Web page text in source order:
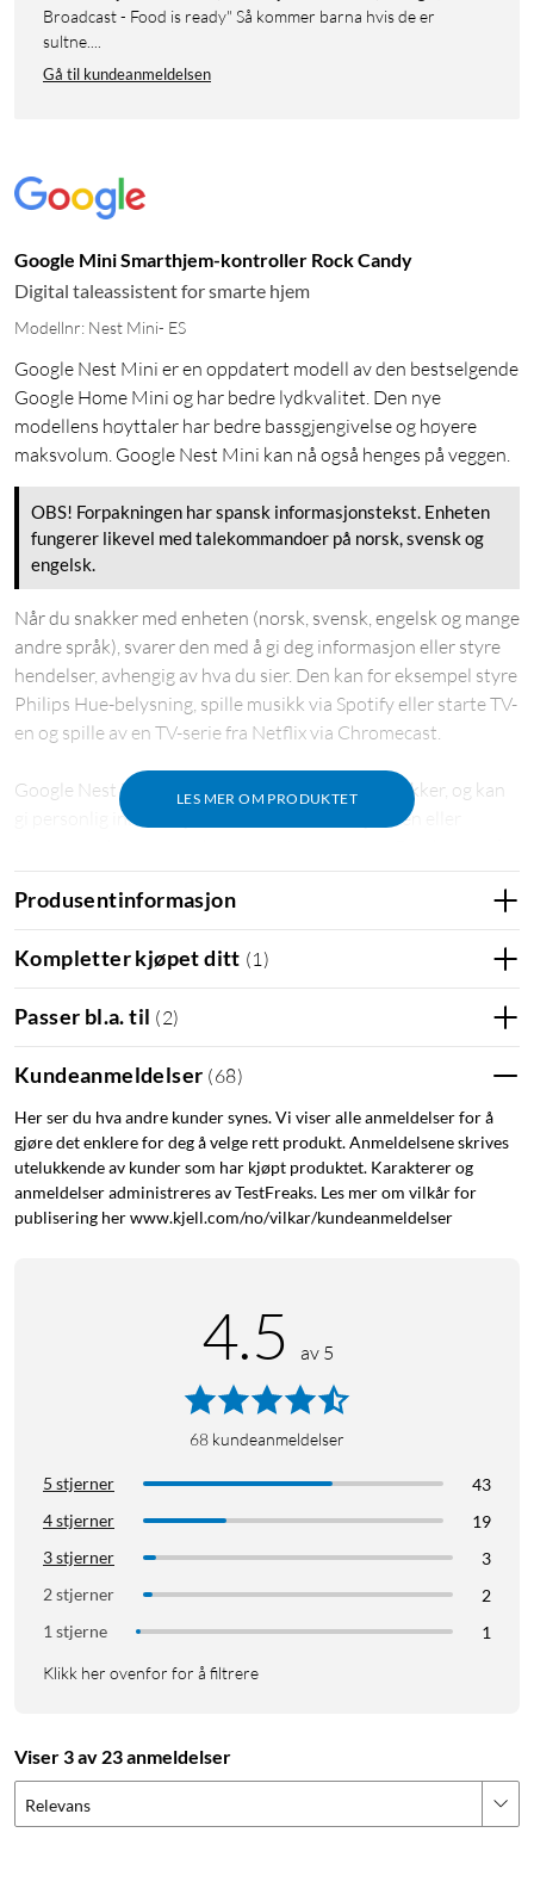
Broadcast - Food is ready" Så kommer barna hvis de er
sultne....
Gå til kundeanmeldelsen
Google Mini Smarthjem-kontroller Rock Candy
Digital taleassistent for smarte hjem
Modellnr: Nest Mini- ES
Google Nest Mini er en oppdatert modell av den bestselgende
Google Home Mini og har bedre lydkvalitet. Den nye
modellens høyttaler har bedre bassgjengivelse og høyere
maksvolum. Google Nest Mini kan nå også henges på veggen.
OBS! Forpakningen har spansk informasjonstekst. Enheten
fungerer likevel med talekommandoer på norsk, svensk og
engelsk.
LES MER OM PRODUKTET
Når du snakker med enheten (norsk, svensk, engelsk og mange
andre språk), svarer den med å gi deg informasjon eller styre
hendelser, avhengig av hva du sier. Den kan for eksempel styre
Philips Hue-belysning, spille musikk via Spotify eller starte TV-
en og spille av en TV-serie fra Netflix via Chromecast.
Google Nest Mini registrerer også hvem som snakker, og kan
gi personlig informasjon om raskeste vei til jobben eller
hjelpe til på kjøkkenet ved å fortelle hvordan en bestemt
oppskrift lages, og kan også brukes som en praktisk tidtaker.
Støtte for IFTTT.
Kobles til det lokale nettverket via wifi (2,4 eller 5 GHz). Kan
monteres på veggen takket være det integrerte skruehullet.
Leveres med strømadapter.
Produsentinformasjon
Kompletter kjøpet ditt (1)
Passer bl.a. til (2)
Kundeanmeldelser (68)
Her ser du hva andre kunder synes. Vi viser alle anmeldelser for å
gjøre det enklere for deg å velge rett produkt. Anmeldelsene skrives
utelukkende av kunder som har kjøpt produktet. Karakterer og
anmeldelser administreres av TestFreaks. Les mer om vilkår for
publisering her www.kjell.com/no/vilkar/kundeanmeldelser
4.5 av 5
68 kundeanmeldelser
5 stjerner
43
4 stjerner
19
3 stjerner
3
2 stjerner
2
1 stjerne
1
Klikk her ovenfor for å filtrere
Viser 3 av 23 anmeldelser
Relevans